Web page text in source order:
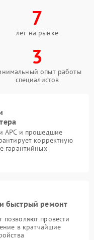
7
лет на рынке
3
опыт работы
специалистов
APC и прошедшие
корректную
гарантийных
быстрый ремонт
провести
в кратчайшие